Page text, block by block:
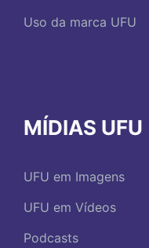
Uso da marca UFU
MÍDIAS UFU
UFU em Imagens
UFU em Vídeos
Podcasts